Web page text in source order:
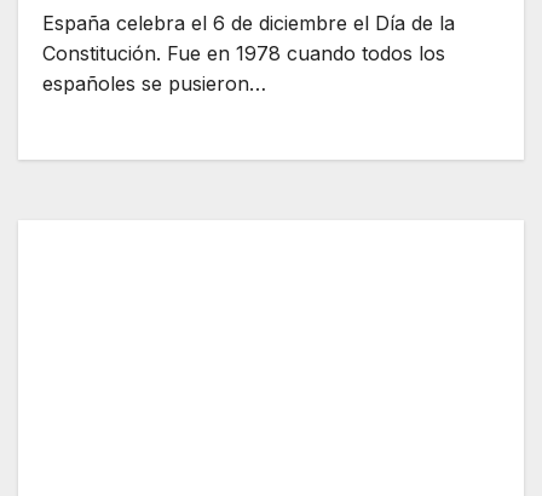
España celebra el 6 de diciembre el Día de la
Constitución. Fue en 1978 cuando todos los
españoles se pusieron…